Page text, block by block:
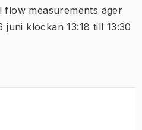
measurements äger
juni klockan 13:18 till 13:30